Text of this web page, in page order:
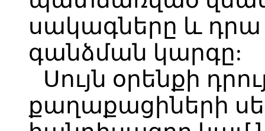
սակագները և
գանձման կարգը:
Սույն օրենքի
քաղաքացիների